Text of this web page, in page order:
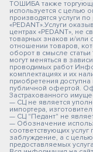
ТОШИБА также
используется с целью
производятся услуги
«PEDANT».Услуги
центрах «PEDANT», не
товарных знаков и/или
отношении товаров,
оборот в смысле
могут меняться в
проводимых работ
комплектациях и их
приобретения
публичной офертой.
Застрахованного
— СЦ не является
импортера,
— СЦ "Педант" не
— Обозначение
соответствующих
заблуждение, а с
предоставляемых